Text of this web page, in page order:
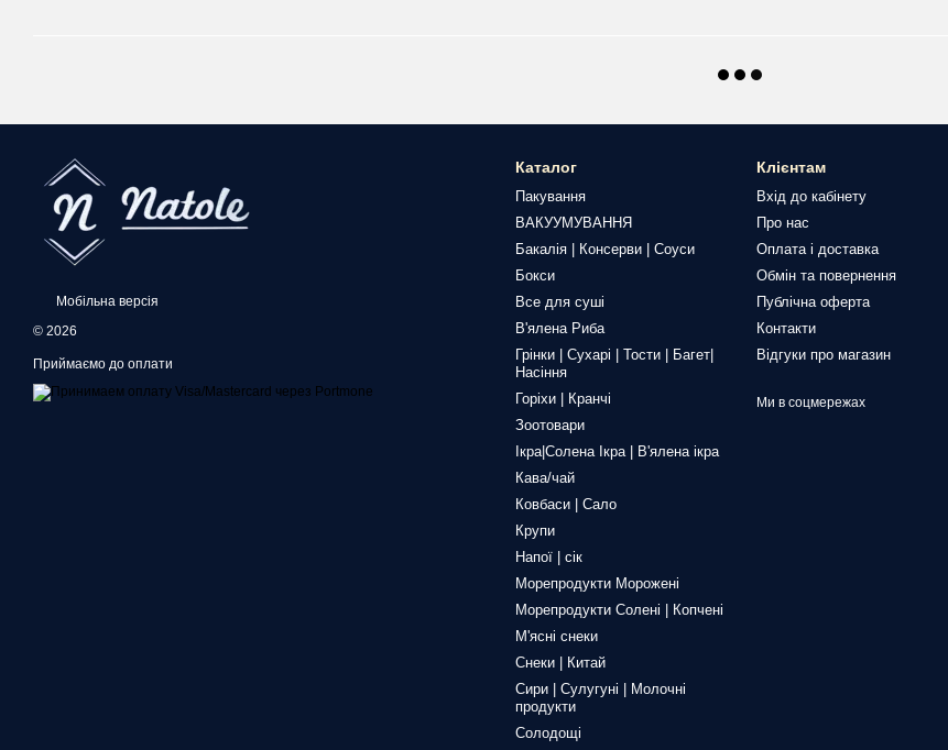
Мобільна версія
© 2026
Приймаємо до оплати
Каталог
Пакування
ВАКУУМУВАННЯ
Бакалія | Консерви | Соуси
Бокси
Все для суші
В'ялена Риба
Грінки | Сухарі | Тости | Багет|
Насіння
Горіхи | Кранчі
Зоотовари
Ікра|Солена Ікра | В'ялена ікра
Кава/чай
Ковбаси | Сало
Крупи
Напої | сік
Морепродукти Морожені
Морепродукти Солені | Копчені
М'ясні снеки
Снеки | Китай
Сири | Сулугуні | Молочні
продукти
Солодощі
Клієнтам
Вхід до кабінету
Про нас
Оплата і доставка
Обмін та повернення
Публічна оферта
Контакти
Відгуки про магазин
Ми в соцмережах